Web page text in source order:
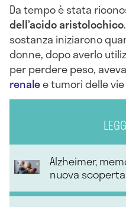
Da tempo è stata
dell’acido aristolochico
sostanza iniziarono
donne, dopo averlo
per perdere peso,
renalee tumori delle
Alzheimer,
nuova